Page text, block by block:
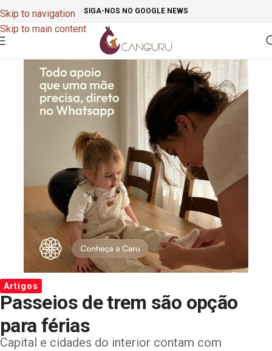
Skip to navigation
Skip to main content
SIGA-NOS NO GOOGLE NEWS
Artigos
Passeios de trem são opção
para férias
Capital e cidades do interior contam com